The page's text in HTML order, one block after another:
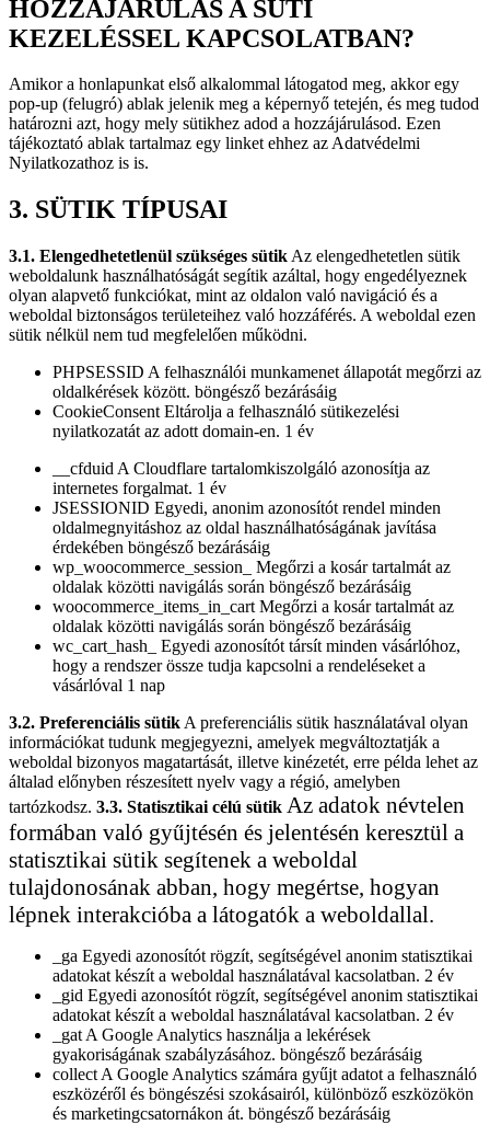
HOZZÁJÁRULÁS A SÜTI
KEZELÉSSEL KAPCSOLATBAN?
Amikor a honlapunkat első alkalommal látogatod meg, akkor egy
pop-up (felugró) ablak jelenik meg a képernyő tetején, és meg tudod
határozni azt, hogy mely sütikhez adod a hozzájárulásod. Ezen
tájékoztató ablak tartalmaz egy linket ehhez az Adatvédelmi
Nyilatkozathoz is is.
3. SÜTIK TÍPUSAI
3.1. Elengedhetetlenül szükséges sütik Az elengedhetetlen sütik
weboldalunk használhatóságát segítik azáltal, hogy engedélyeznek
olyan alapvető funkciókat, mint az oldalon való navigáció és a
weboldal biztonságos területeihez való hozzáférés. A weboldal ezen
sütik nélkül nem tud megfelelően működni.
PHPSESSID A felhasználói munkamenet állapotát megőrzi az
oldalkérések között. böngésző bezárásáig
CookieConsent Eltárolja a felhasználó sütikezelési
nyilatkozatát az adott domain-en. 1 év
__cfduid A Cloudflare tartalomkiszolgáló azonosítja az
internetes forgalmat. 1 év
JSESSIONID Egyedi, anonim azonosítót rendel minden
oldalmegnyitáshoz az oldal használhatóságának javítása
érdekében böngésző bezárásáig
wp_woocommerce_session_ Megőrzi a kosár tartalmát az
oldalak közötti navigálás során böngésző bezárásáig
woocommerce_items_in_cart Megőrzi a kosár tartalmát az
oldalak közötti navigálás során böngésző bezárásáig
wc_cart_hash_ Egyedi azonosítót társít minden vásárlóhoz,
hogy a rendszer össze tudja kapcsolni a rendeléseket a
vásárlóval 1 nap
3.2. Preferenciális sütik A preferenciális sütik használatával olyan
információkat tudunk megjegyezni, amelyek megváltoztatják a
weboldal bizonyos magatartását, illetve kinézetét, erre példa lehet az
általad előnyben részesített nyelv vagy a régió, amelyben
tartózkodsz. 3.3. Statisztikai célú sütik Az adatok névtelen
formában való gyűjtésén és jelentésén keresztül a
statisztikai sütik segítenek a weboldal
tulajdonosának abban, hogy megértse, hogyan
lépnek interakcióba a látogatók a weboldallal.
_ga Egyedi azonosítót rögzít, segítségével anonim statisztikai
adatokat készít a weboldal használatával kacsolatban. 2 év
_gid Egyedi azonosítót rögzít, segítségével anonim statisztikai
adatokat készít a weboldal használatával kacsolatban. 2 év
_gat A Google Analytics használja a lekérések
gyakoriságának szabályzásához. böngésző bezárásáig
collect A Google Analytics számára gyűjt adatot a felhasználó
eszközéről és böngészési szokásairól, különböző eszközökön
és marketingcsatornákon át. böngésző bezárásáig